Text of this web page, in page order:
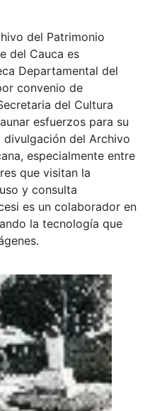
del Patrimonio
del Cauca es
Departamental del
convenio de
del Cultura
esfuerzos para su
del Archivo
especialmente entre
que visitan la
y consulta
es un colaborador en
la tecnología que